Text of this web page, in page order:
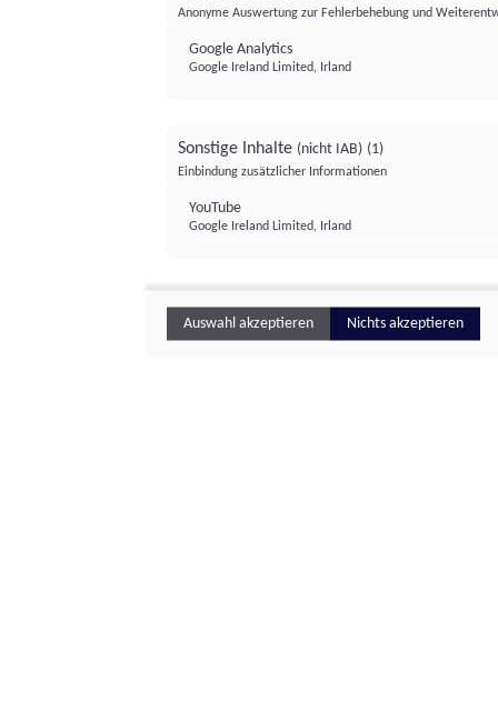
Anonyme Auswertung zur Fehlerbehebung und
Google Analytics
Google Ireland Limited, Irland
Sonstige Inhalte (nicht IAB) (1)
Einbindung zusätzlicher Informationen
YouTube
Google Ireland Limited, Irland
Auswahl akzeptieren Nichts akzeptieren